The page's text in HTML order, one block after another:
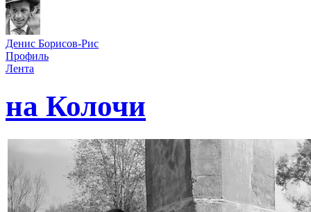
Денис Борисов-Рис
Профиль
Лента
на Колочи